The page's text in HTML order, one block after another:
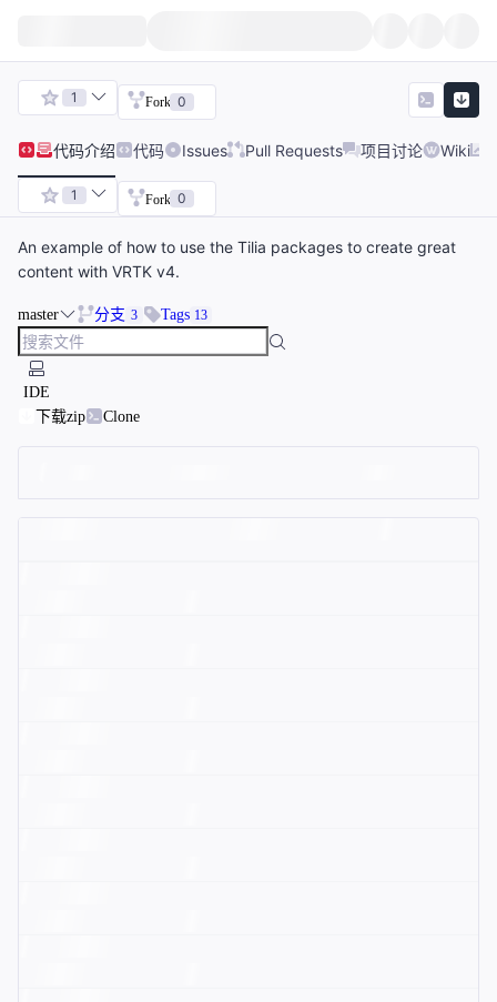
1 Fork 0
代码介绍 代码 Issues Pull Requests 项目讨论 Wiki
1 Fork 0
An example of how to use the Tilia packages to create great
content with VRTK v4.
master 分支 3 Tags 13
IDE
下载zip
Clone